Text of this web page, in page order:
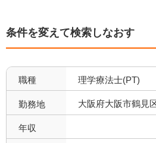
年間休日120日以上 5
福利厚生充実 41 社
昇給あり 退
条件を変えて検索しなおす
職種 理学療法士(PT)
勤務地 大阪府大阪市鶴見
年収